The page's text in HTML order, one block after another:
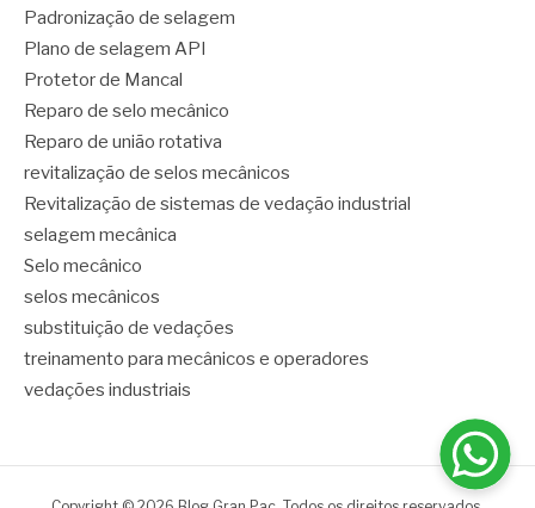
Padronização de selagem
Plano de selagem API
Protetor de Mancal
Reparo de selo mecânico
Reparo de união rotativa
revitalização de selos mecânicos
Revitalização de sistemas de vedação industrial
selagem mecânica
Selo mecânico
selos mecânicos
substituição de vedações
treinamento para mecânicos e operadores
vedações industriais